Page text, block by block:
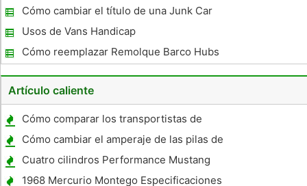
Chrysler New Yorker - 1992
Cómo cambiar el título de una Junk Car
Usos de Vans Handicap
Cómo reemplazar Remolque Barco Hubs
Artículo caliente
Cómo comparar los transportistas de
automóviles cerrados y Remolques
Cómo cambiar el amperaje de las pilas de
hidrógeno
Cuatro cilindros Performance Mustang
1968 Mercurio Montego Especificaciones